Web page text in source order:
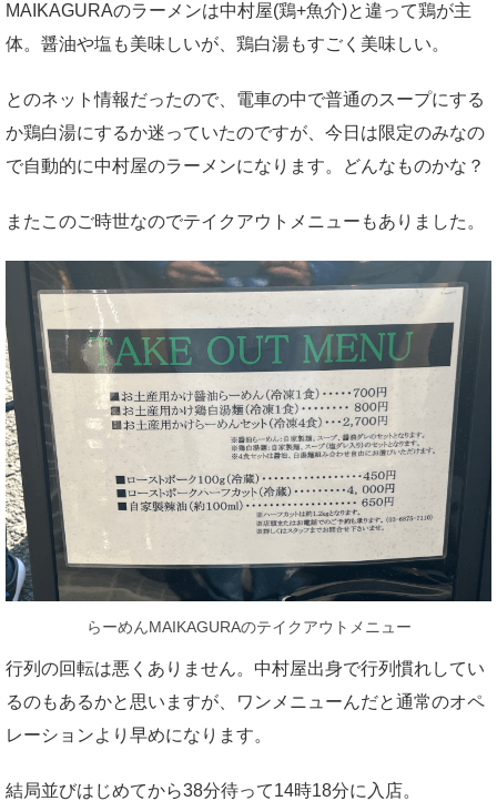
MAIKAGURAのラーメンは中村屋(鶏+魚介)と違って鶏が主
体。醤油や塩も美味しいが、鶏白湯もすごく美味しい。
とのネット情報だったので、電車の中で普通のスープにする
か鶏白湯にするか迷っていたのですが、今日は限定のみなの
で自動的に中村屋のラーメンになります。どんなものかな？
またこのご時世なのでテイクアウトメニューもありました。
らーめんMAIKAGURAのテイクアウトメニュー
行列の回転は悪くありません。中村屋出身で行列慣れしてい
るのもあるかと思いますが、ワンメニューんだと通常のオペ
レーションより早めになります。
結局並びはじめてから38分待って14時18分に入店。